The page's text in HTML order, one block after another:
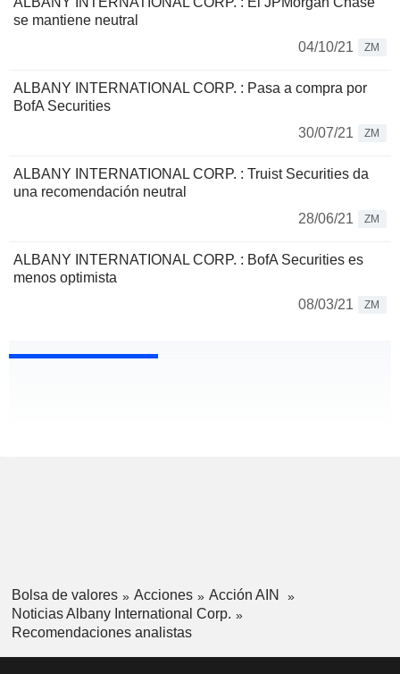
se mantiene neutral
04/10/21
ZM
ALBANY INTERNATIONAL CORP. : Pasa a compra por
BofA Securities
30/07/21
ZM
ALBANY INTERNATIONAL CORP. : Truist Securities da
una recomendación neutral
28/06/21
ZM
ALBANY INTERNATIONAL CORP. : BofA Securities es
menos optimista
08/03/21
ZM
Bolsa de valores Acciones
Acción AIN
Noticias Albany International Corp.
Recomendaciones analistas